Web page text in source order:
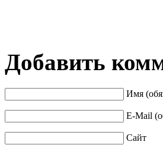
Добавить
Имя
E-Mail
Сайт